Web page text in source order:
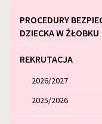
PROCEDURY
DZIECKA W ŻŁOBKU
REKRUTACJA
2026/2027
2025/2026